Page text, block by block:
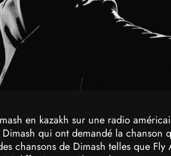
en kazakh sur une radio
qui ont demandé la chanson
chansons de Dimash telles que Fly